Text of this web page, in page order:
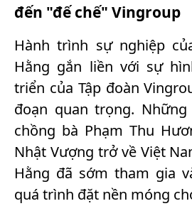
đến "đế chế" Vingroup
Hành trình sự nghiệp
Hằng gắn liền với sự
triển của Tập đoàn
đoạn quan trọng.
chồng bà Phạm Thu
Nhật Vượng trở về Việt
Hằng đã sớm tham gia
quá trình đặt nền móng